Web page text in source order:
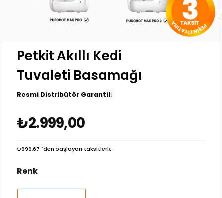
Petkit Akıllı Kedi
Tuvaleti Basamağı
Resmi Distribütör Garantili
₺2.999,00
₺999,67 `den başlayan taksitlerle
Renk